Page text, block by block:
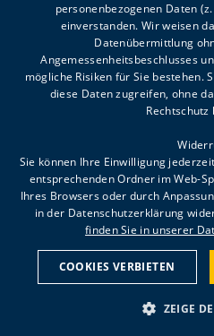
FAQ
Impressum
ES LIEGT AN UNS ALLEN,
WAS AUS KINDERN
JEDE SPENDE ZÄHLT!Danke
unser Spendenkonto
IBAN: AT60 5800 0000 1103
personenbezogenen Daten
einverstanden. Wir weisen
Datenübermittlung
Angemessenheitsbeschlusses
mögliche Risiken für Sie bestehen.
diese Daten zugreifen, ohne
Rechtschutz
Sie können Ihre Einwilligung
entsprechenden Ordner im Web-
Ihres Browsers oder durch
in der Datenschutzerklärung
finden Sie in unserer
COOKIES VERBIETEN
ZEIGE